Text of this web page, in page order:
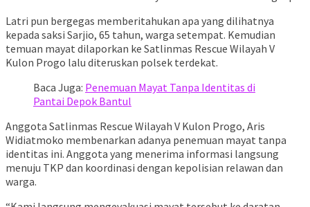
Latri pun bergegas memberitahukan apa yang dilihatnya
kepada saksi Sarjio, 65 tahun, warga setempat. Kemudian
temuan mayat dilaporkan ke Satlinmas Rescue Wilayah V
Kulon Progo lalu diteruskan polsek terdekat.
Baca Juga: Penemuan Mayat Tanpa Identitas di
Pantai Depok Bantul
Anggota Satlinmas Rescue Wilayah V Kulon Progo, Aris
Widiatmoko membenarkan adanya penemuan mayat tanpa
identitas ini. Anggota yang menerima informasi langsung
menuju TKP dan koordinasi dengan kepolisian relawan dan
warga.